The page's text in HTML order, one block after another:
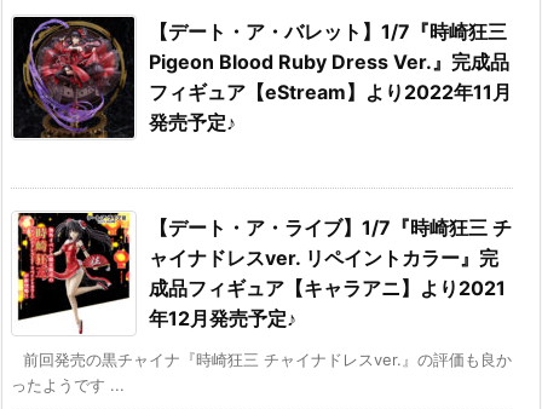
【デート・ア・バレット】1/7『時崎狂三
Pigeon Blood Ruby Dress Ver.』完成品
フィギュア【eStream】より2022年11月
発売予定♪
【デート・ア・ライブ】1/7『時崎狂三 チ
ャイナドレスver. リペイントカラー』完
成品フィギュア【キャラアニ】より2021
年12月発売予定♪
前回発売の黒チャイナ『時崎狂三 チャイナドレスver.』の評価も良か
ったようです ...